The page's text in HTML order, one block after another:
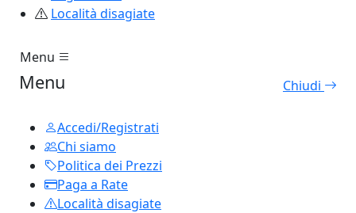
Località disagiate
Menu
Menu Chiudi
Accedi/Registrati
Chi siamo
Politica dei Prezzi
Paga a Rate
Località disagiate